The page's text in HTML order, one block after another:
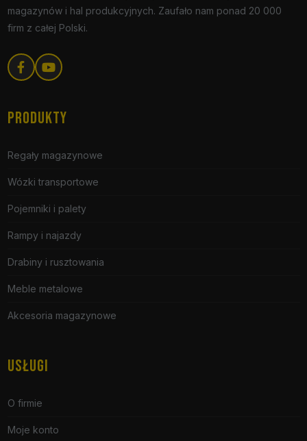
magazynów i hal produkcyjnych. Zaufało nam ponad 20 000
firm z całej Polski.
PRODUKTY
Regały magazynowe
Wózki transportowe
Pojemniki i palety
Rampy i najazdy
Drabiny i rusztowania
Meble metalowe
Akcesoria magazynowe
USŁUGI
O firmie
Moje konto